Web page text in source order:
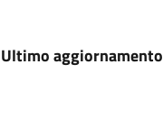
Ultimo aggiornamento